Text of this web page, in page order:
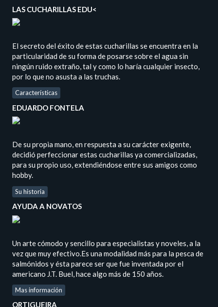
LAS CUCHARILLAS EDU<
El secreto del éxito de estas cucharillas se encuentra en la
particularidad de su forma de posarse sobre el agua sin
ningún ruido extraño, tal y como lo haría cualquier insecto,
por lo que no asusta a las truchas.
Características
EDUARDO FONTELA
De su propia mano, en respuesta a su carácter exigente,
decidió perfeccionar estas cucharillas ya comercializadas,
para su propio uso, extendiéndose entre sus amigos como
hobby.
Su historia
AYUDA A NOVATOS
Un arte cómodo y sencillo para especialistas y noveles, a la
vez que muy efectivo.Es una modalidad más para la pesca de
salmónidos y ésta parece ser que fue inventada por el
americano J.T. Buel, hace algo más de 150 años.
Mas información
ORTIGUEIRA